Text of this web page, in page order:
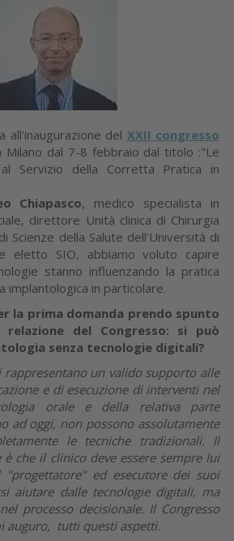
all'inaugurazione del XXII congresso
Milano dal 7-8 febbraio dal titolo :"Le
Servizio della Corretta Pratica in
Chiapasco, medico specialista in
direttore Unità clinica di Chirurgia
Scienze della Salute dell'Università di
eletto SIO, abbiamo voluto capire
stanno influenzando la pratica
implantologica in particolare.
la prima domanda prendo spunto
del Congresso: si può
senza tecnologie digitali?
rappresentano un valido supporto alle
e di esecuzione di interventi nel
orale e della relativa parte
ad oggi, non possono assolutamente
le tecniche tradizionali. Il
che il clinico deve essere sempre lui
ed esecutore dei suoi
aiutare dalle tecnologie digitali, ma
processo decisionale. Il Congresso
auguro, tutti questi aspetti.